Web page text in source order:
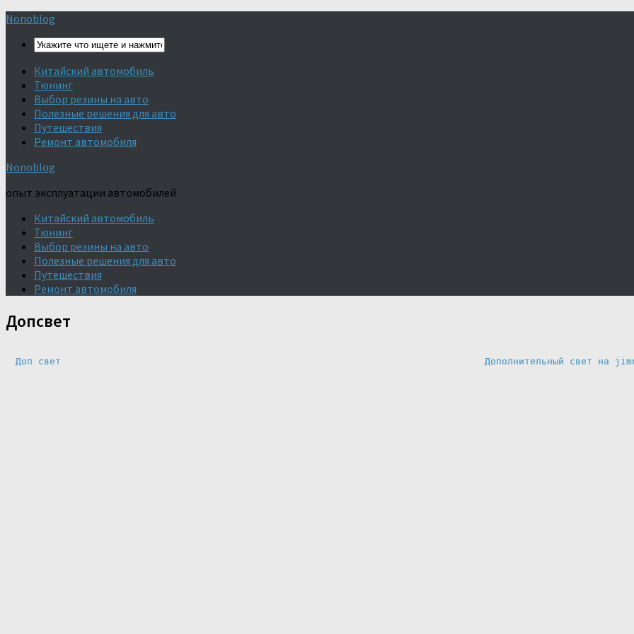
Nonoblog
Китайский автомобиль
Тюнинг
Выбор резины на авто
Полезные решения для авто
Путешествия
Ремонт автомобиля
Nonoblog
опыт эксплуатации автомобилей
Китайский автомобиль
Тюнинг
Выбор резины на авто
Полезные решения для авто
Путешествия
Ремонт автомобиля
Допсвет
Доп свет Дополнительный свет на